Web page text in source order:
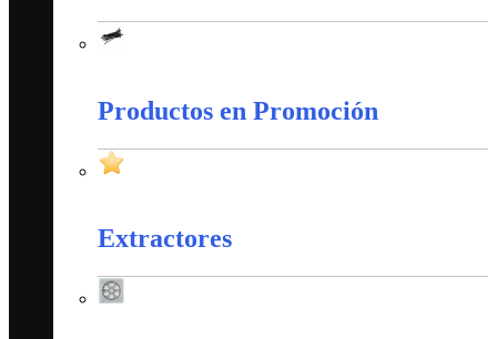
Productos en Promoción
Extractores